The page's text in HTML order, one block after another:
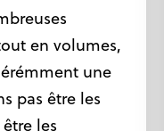
en volumes,
une
pas être les
les